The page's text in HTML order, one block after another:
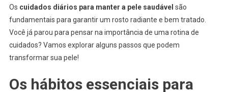
Os cuidados diários para manter a pele saudável são
fundamentais para garantir um rosto radiante e bem tratado.
Você já parou para pensar na importância de uma rotina de
cuidados? Vamos explorar alguns passos que podem
transformar sua pele!
Os hábitos essenciais para